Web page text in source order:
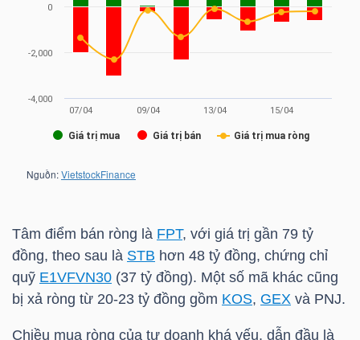
Tâm điểm bán ròng là FPT, với giá trị gần 79 tỷ
đồng, theo sau là STB hơn 48 tỷ đồng, chứng chỉ
quỹ E1VFVN30 (37 tỷ đồng). Một số mã khác cũng
bị xả ròng từ 20-23 tỷ đồng gồm KOS, GEX và PNJ.
Chiều mua ròng của tự doanh khá yếu, dẫn đầu là
TẾ
THẾ
ĐÔNG
DƯƠNG
TÀI